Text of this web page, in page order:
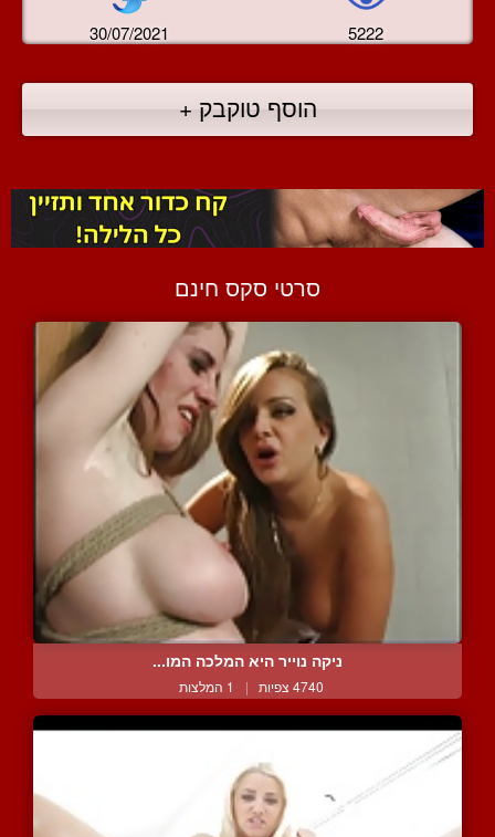
30/07/2021 5222
הוסף טוקבק +
סרטי סקס חינם
ניקה נוייר היא המלכה המו...
4740 צפיות | 1 המלצות